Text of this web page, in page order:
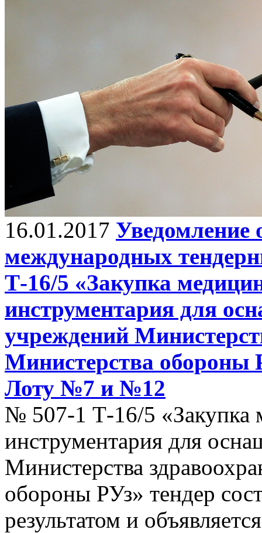
16.01.2017 Уведомление
международных
Т-16/5 «Закупка
инструментария для
учреждений
Министерства обороны
Лоту №7 и №12
№ 507-1 Т-16/5 «Закупка
инструментария для
Министерства
обороны РУз» тендер
результатом и